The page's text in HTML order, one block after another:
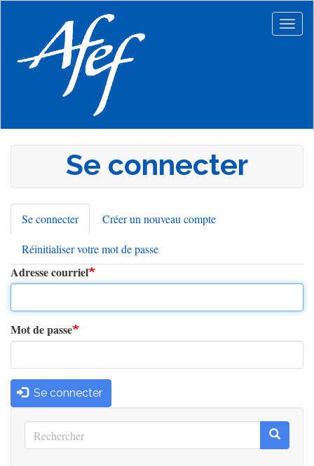
principal
Se connecter
Onglets
principaux
Se connecter(onglet
actif)
Créer un nouveau compte
Réinitialiser votre mot de passe
Adresse courriel
Mot de passe
Se connecter
Rechercher
Rechercher